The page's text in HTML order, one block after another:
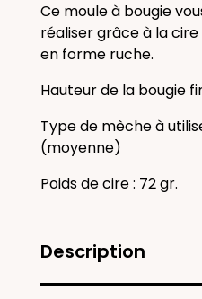
Ce moule à bougie
réaliser grâce à la
en forme ruche.
Hauteur de la bougie
Type de mèche à
(moyenne)
Poids de cire : 72 gr.
Description